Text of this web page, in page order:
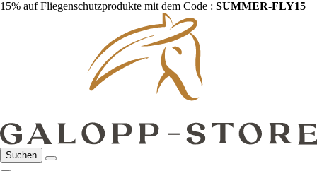
15% auf Fliegenschutzprodukte mit dem Code : SUMMER-FLY15
Suchen